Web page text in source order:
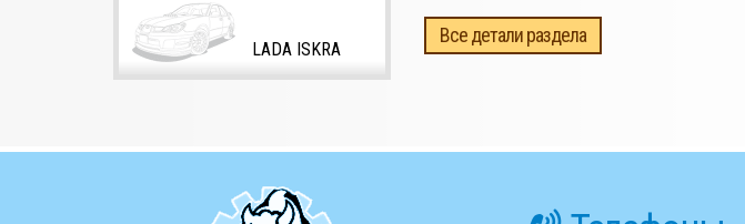
LADA ISKRA
Все детали раздела